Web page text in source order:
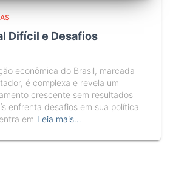
Difícil e Desafios
econômica do Brasil, marcada
é complexa e revela um
crescente sem resultados
enfrenta desafios em sua política
em Leia mais…